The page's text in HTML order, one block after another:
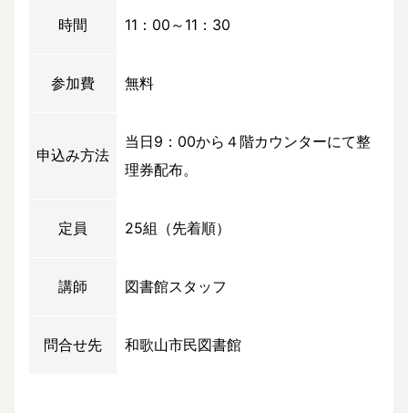
時間 11：00～11：30
参加費 無料
申込み方法
当日9：00から４階カウンターにて整
理券配布。
定員 25組（先着順）
講師 図書館スタッフ
問合せ先 和歌山市民図書館